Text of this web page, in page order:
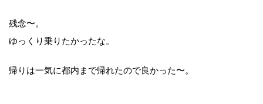
残念〜。
ゆっくり乗りたかったな。
帰りは一気に都内まで帰れたので良かった〜。